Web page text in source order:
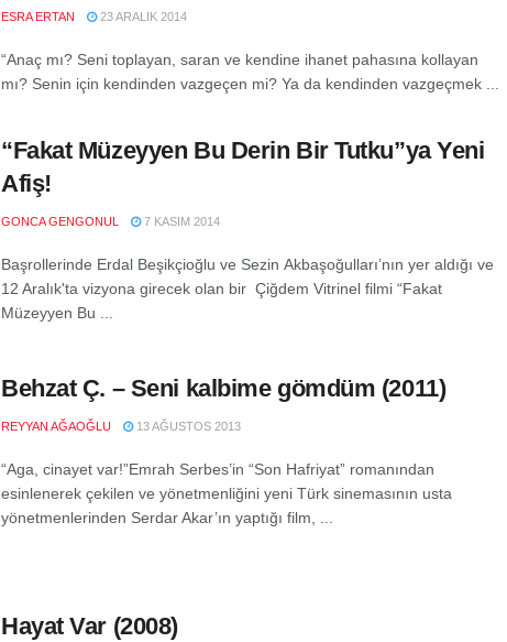
ESRA ERTAN 23 ARALIK 2014
“Anaç mı? Seni toplayan, saran ve kendine ihanet pahasına kollayan
mı? Senin için kendinden vazgeçen mi? Ya da kendinden vazgeçmek ...
“Fakat Müzeyyen Bu Derin Bir Tutku”ya Yeni
Afiş!
GONCA GENGONUL 7 KASIM 2014
Başrollerinde Erdal Beşikçioğlu ve Sezin Akbaşoğulları’nın yer aldığı ve
12 Aralık'ta vizyona girecek olan bir Çiğdem Vitrinel filmi “Fakat
Müzeyyen Bu ...
Behzat Ç. – Seni kalbime gömdüm (2011)
REYYAN AĞAOĞLU 13 AĞUSTOS 2013
“Aga, cinayet var!”Emrah Serbes’in “Son Hafriyat” romanından
esinlenerek çekilen ve yönetmenliğini yeni Türk sinemasının usta
yönetmenlerinden Serdar Akar’ın yaptığı film, ...
Hayat Var (2008)